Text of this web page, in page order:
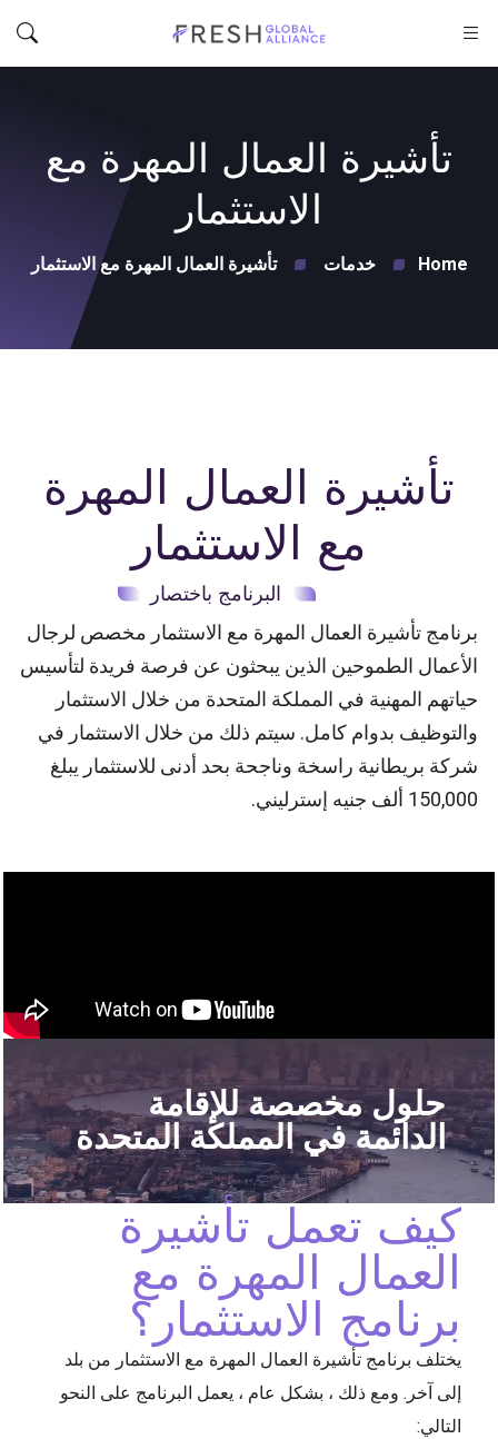
تأشيرة العمال المهرة مع
الاستثمار
Home خدمات تأشيرة العمال المهرة مع الاستثمار
تأشيرة العمال المهرة
مع الاستثمار
البرنامج باختصار
برنامج تأشيرة العمال المهرة مع الاستثمار مخصص لرجال
الأعمال الطموحين الذين يبحثون عن فرصة فريدة لتأسيس
حياتهم المهنية في المملكة المتحدة من خلال الاستثمار
والتوظيف بدوام كامل. سيتم ذلك من خلال الاستثمار في
شركة بريطانية راسخة وناجحة بحد أدنى للاستثمار يبلغ
150,000 ألف جنيه إسترليني.
حلول مخصصة للإقامة
الدائمة في المملكة المتحدة
كيف تعمل تأشيرة
العمال المهرة مع
برنامج الاستثمار؟
يختلف برنامج تأشيرة العمال المهرة مع الاستثمار من بلد
إلى آخر. ومع ذلك ، بشكل عام ، يعمل البرنامج على النحو
التالي: